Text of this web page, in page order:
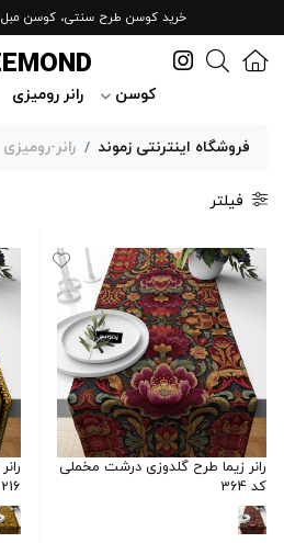
خرید کوسن طرح سنتی، کوسن مبل
کوسن رانر رومیزی
فروشگاه اینترنتی زموند رانر-رومیزی
فیلتر
رانر زیما طرح گلدوزی درشت مخملی
کد 364
216